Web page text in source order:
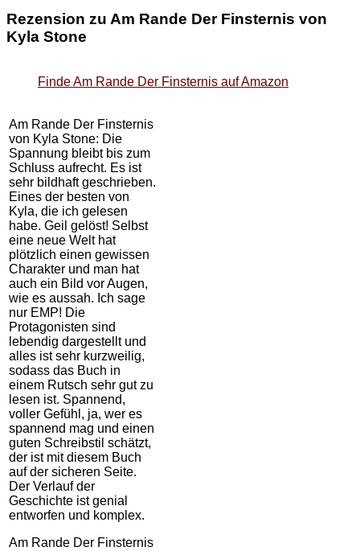
Rezension zu Am Rande Der Finsternis von
Kyla Stone
Finde Am Rande Der Finsternis auf Amazon
Am Rande Der Finsternis
von Kyla Stone: Die
Spannung bleibt bis zum
Schluss aufrecht. Es ist
sehr bildhaft geschrieben.
Eines der besten von
Kyla, die ich gelesen
habe. Geil gelöst! Selbst
eine neue Welt hat
plötzlich einen gewissen
Charakter und man hat
auch ein Bild vor Augen,
wie es aussah. Ich sage
nur EMP! Die
Protagonisten sind
lebendig dargestellt und
alles ist sehr kurzweilig,
sodass das Buch in
einem Rutsch sehr gut zu
lesen ist. Spannend,
voller Gefühl, ja, wer es
spannend mag und einen
guten Schreibstil schätzt,
der ist mit diesem Buch
auf der sicheren Seite.
Der Verlauf der
Geschichte ist genial
entworfen und komplex.
Am Rande Der Finsternis